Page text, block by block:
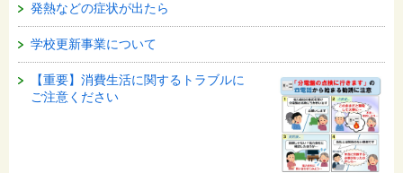
発熱などの症状が出たら
学校更新事業について
【重要】消費生活に関するトラブルに
ご注意ください